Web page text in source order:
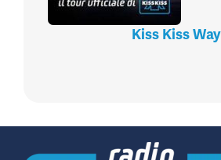
Kiss Kiss Way